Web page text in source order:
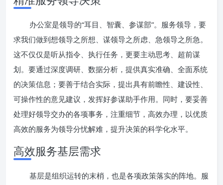
办公室是领导的“耳目、智囊、参谋部”。服务领导，要
求我们做到想领导之所想、谋领导之所虑、急领导之所急。
这不仅仅是听从指令、执行任务，更要主动思考、超前谋
划。要通过深度调研、数据分析，提供真实准确、全面系统
的决策信息；要善于结合实际，提出具有前瞻性、建设性、
可操作性的意见建议，发挥好参谋助手作用。同时，要妥善
处理好领导交办的各项事务，注重细节，高效办理，以优质
高效的服务为领导分忧解难，提升决策的科学化水平。
高效服务基层需求
基层是组织运转的末梢，也是各项政策落实的阵地。服